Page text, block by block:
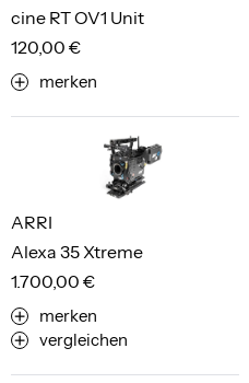
cine RT OV1 Unit
120,00 €
merken
Alexa 35 Xtreme
ARRI
1.700,00 €
merken
vergleichen